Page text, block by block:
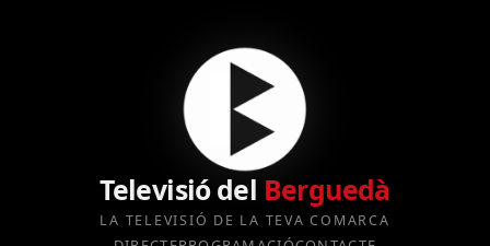
Televisió del Berguedà
LA TELEVISIÓ DE LA TEVA COMARCA